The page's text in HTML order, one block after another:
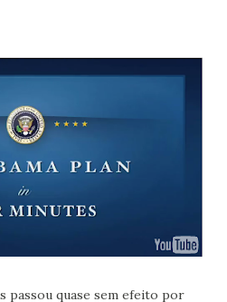
passou quase sem efeito por